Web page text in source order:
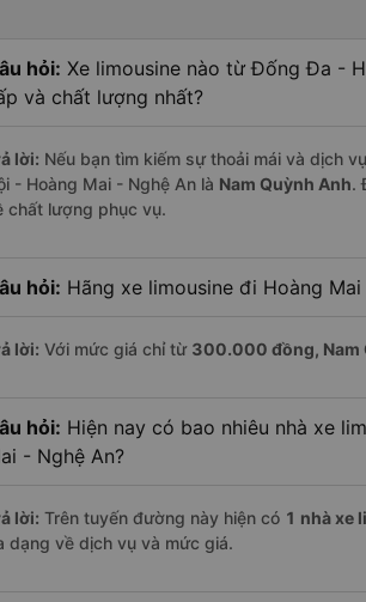
hỏi: Xe limousine nào từ Đống Đa -
và chất lượng nhất?
lời: Nếu bạn tìm kiếm sự thoải mái và dịch
- Hoàng Mai - Nghệ An là Nam Quỳnh Anh.
chất lượng phục vụ.
hỏi: Hãng xe limousine đi Hoàng
lời: Với mức giá chỉ từ 300.000 đồng, Nam
hỏi: Hiện nay có bao nhiêu nhà xe
- Nghệ An?
lời: Trên tuyến đường này hiện có 1 nhà xe
dạng về dịch vụ và mức giá.